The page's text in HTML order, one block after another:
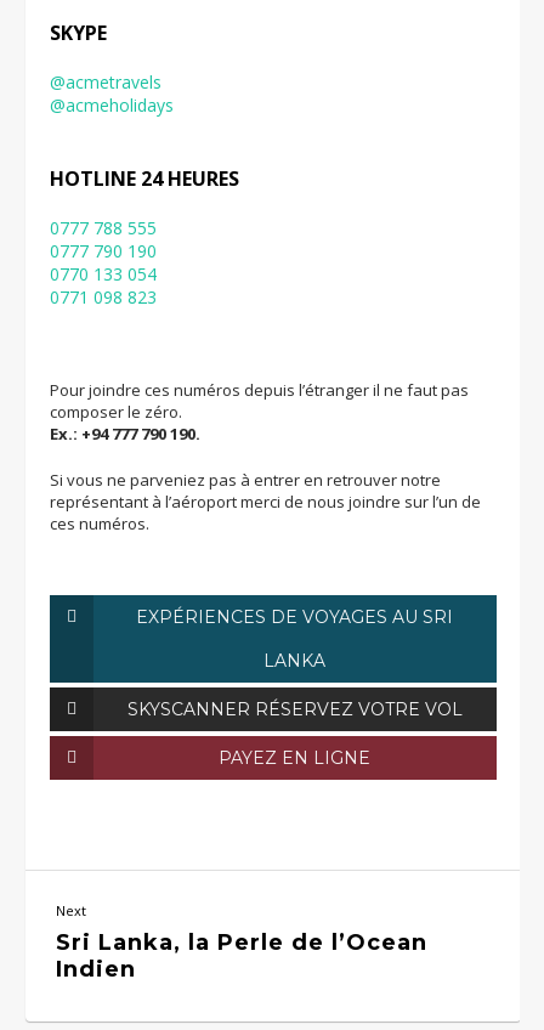
SKYPE
@acmetravels
@acmeholidays
HOTLINE 24 HEURES
0777 788 555
0777 790 190
0770 133 054
0771 098 823
Pour joindre ces numéros depuis l’étranger il ne faut pas
composer le zéro.
Ex.: +94 777 790 190.
Si vous ne parveniez pas à entrer en retrouver notre
représentant à l’aéroport merci de nous joindre sur l’un de
ces numéros.
EXPÉRIENCES DE VOYAGES AU SRI
LANKA
SKYSCANNER RÉSERVEZ VOTRE VOL
PAYEZ EN LIGNE
Next
Sri Lanka, la Perle de l’Ocean
Indien